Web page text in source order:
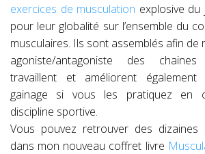
exercices de musculation explosive
pour leur globalité sur l’ensemble du
musculaires. Ils sont assemblés afin de
agoniste/antagoniste des
travaillent et améliorent également
gainage si vous les pratiquez en
discipline sportive.
Vous pouvez retrouver des dizaines
dans mon nouveau coffret livre